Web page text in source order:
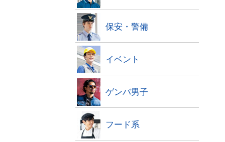
保安・警備
イベント
ゲンバ男子
フード系